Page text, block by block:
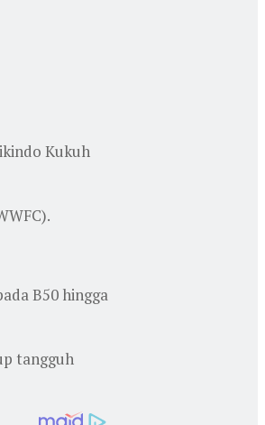
Kukuh
B50 hingga
tangguh